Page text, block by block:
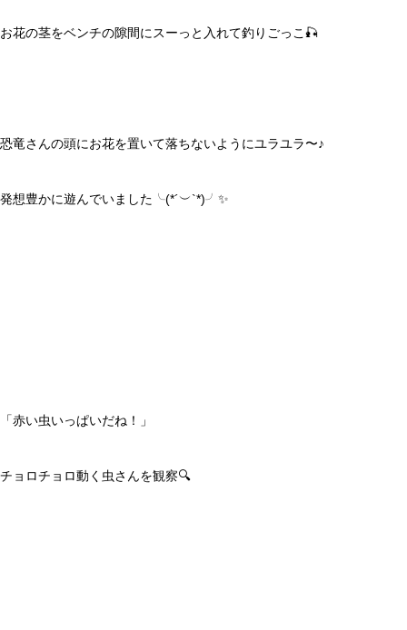
お花の茎をベンチの隙間にスーっと入れて釣りごっこ🎣
恐竜さんの頭にお花を置いて落ちないようにユラユラ〜♪
発想豊かに遊んでいました╰(*´︶`*)╯✨
「赤い虫いっぱいだね！」
チョロチョロ動く虫さんを観察🔍